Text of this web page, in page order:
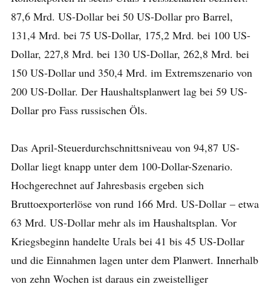
87,6 Mrd. US-Dollar bei 50 US-Dollar pro Barrel,
131,4 Mrd. bei 75 US-Dollar, 175,2 Mrd. bei 100 US-
Dollar, 227,8 Mrd. bei 130 US-Dollar, 262,8 Mrd. bei
150 US-Dollar und 350,4 Mrd. im Extremszenario von
200 US-Dollar. Der Haushaltsplanwert lag bei 59 US-
Dollar pro Fass russischen Öls.
Das April-Steuerdurchschnittsniveau von 94,87 US-
Dollar liegt knapp unter dem 100-Dollar-Szenario.
Hochgerechnet auf Jahresbasis ergeben sich
Bruttoexporterlöse von rund 166 Mrd. US-Dollar – etwa
63 Mrd. US-Dollar mehr als im Haushaltsplan. Vor
Kriegsbeginn handelte Urals bei 41 bis 45 US-Dollar
und die Einnahmen lagen unter dem Planwert. Innerhalb
von zehn Wochen ist daraus ein zweistelliger